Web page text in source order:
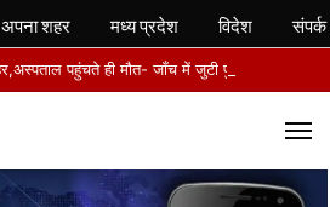
पहुंचते ही मौत- जाँच में जुटी पुलिस
अपना शहर मध्य प्रदेश विदेश संपर्क